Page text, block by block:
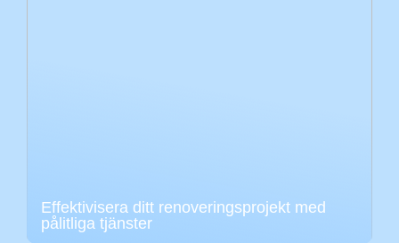
Effektivisera ditt renoveringsprojekt med
pålitliga tjänster